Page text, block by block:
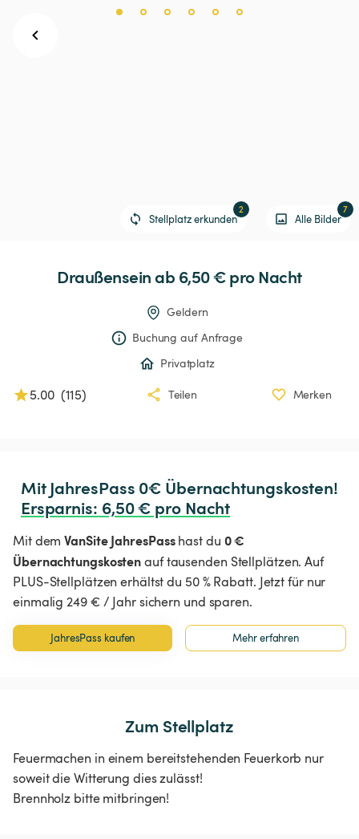
Alle Bilder
7
Stellplatz erkunden
2
Draußensein ab 6,50 € pro Nacht
Geldern
Buchung auf Anfrage
Privatplatz
5.00 (115) Teilen Merken
Ersparnis: 6,50 € pro Nacht
Mit demVanSite JahresPasshast du 0 €
Übernachtungskostenauf tausenden Stellplätzen. Auf
PLUS-Stellplätzen erhältst du 50 % Rabatt. Jetzt für nur
einmalig 249 € / Jahr sichern und sparen.
JahresPass kaufen Mehr erfahren
Zum Stellplatz
Feuermachen in einem bereitstehenden Feuerkorb nur
soweit die Witterung dies zulässt!
Brennholz bitte mitbringen!